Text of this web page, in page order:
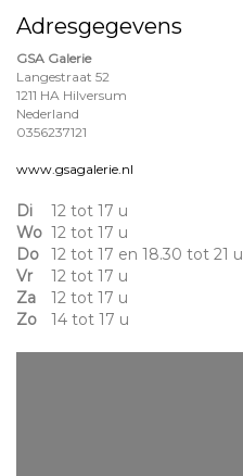
Adresgegevens
GSA Galerie
Langestraat 52
1211 HA Hilversum
Nederland
0356237121
www.gsagalerie.nl
Di
12 tot 17 u
Wo 12 tot 17 u
Do
12 tot 17 en 18.30 tot 21 u
Vr
12 tot 17 u
Za
12 tot 17 u
Zo
14 tot 17 u